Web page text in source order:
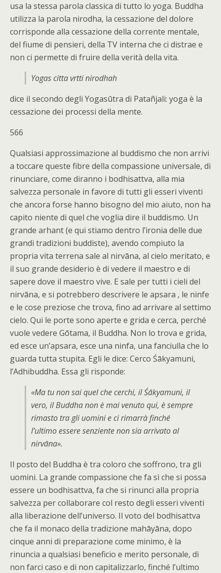
usa la stessa parola classica di tutto lo yoga. Buddha
utilizza la parola nirodha, la cessazione del dolore
corrisponde alla cessazione della corrente mentale,
del fiume di pensieri, della TV interna che ci distrae e
non ci permette di fruire della verità della vita.
Yogas citta vrtti nirodhah
dice il secondo degli Yogasūtra di Patañjali: yoga è la
cessazione dei processi della mente.
566
Qualsiasi approssimazione al buddismo che non arrivi
a toccare queste fibre della compassione universale, di
rinunciare, come diranno i bodhisattva, alla mia
salvezza personale in favore di tutti gli esseri viventi
che ancora forse hanno bisogno del mio aiuto, non ha
capito niente di quel che voglia dire il buddismo. Un
grande arhant (e qui stiamo dentro l’ironia delle due
grandi tradizioni buddiste), avendo compiuto la
propria vita terrena sale al nirvāna, al cielo meritato, e
il suo grande desiderio è di vedere il maestro e di
sapere dove il maestro vive. E sale per tutti i cieli del
nirvāna, e si potrebbero descrivere le apsara , le ninfe
e le cose preziose che trova, fino ad arrivare al settimo
cielo. Qui le porte sono aperte e grida e cerca, perché
vuole vedere Gōtama, il Buddha. Non lo trova e grida,
ed esce un’apsara, esce una ninfa, una fanciulla che lo
guarda tutta stupita. Egli le dice: Cerco Śākyamuni,
l’Adhibuddha. Essa gli risponde:
«Ma tu non sai quel che cerchi, il Śākyamuni, il
vero, il Buddha non è mai venuto qui, è sempre
rimasto tra gli uomini e ci rimarrà finché
l’ultimo essere senziente non sia arrivato al
nirvāna».
Il posto del Buddha è tra coloro che soffrono, tra gli
uomini. La grande compassione che fa sì che si possa
essere un bodhisattva, fa che si rinunci alla propria
salvezza per collaborare col resto degli esseri viventi
alla liberazione dell’universo. Il voto del bodhisattva
che fa il monaco della tradizione mahāyāna, dopo
cinque anni di preparazione come minimo, è la
rinuncia a qualsiasi beneficio e merito personale, di
non farci caso e di non capitalizzarlo, finché l’ultimo